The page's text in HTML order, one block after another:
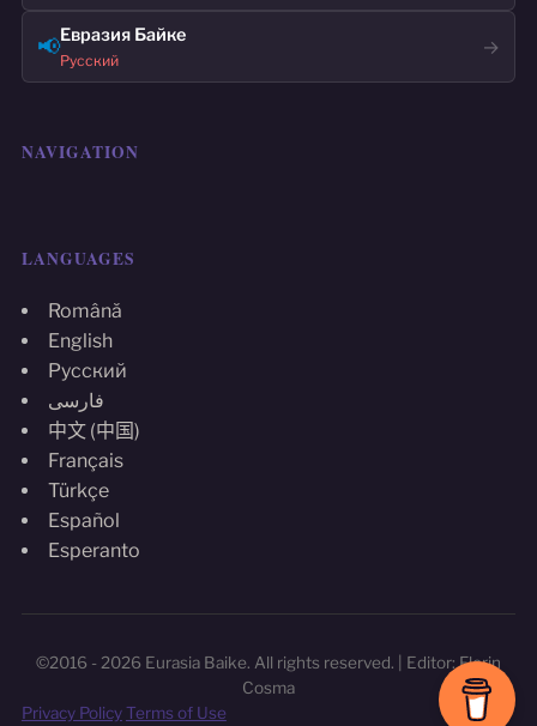
📢Евразия Байке
Русский
→
NAVIGATION
LANGUAGES
Română
English
Русский
فارسی
中文 (中国)
Français
Türkçe
Español
Esperanto
©2016 - 2026 Eurasia Baike. All rights reserved. | Editor: Florin
Cosma
Privacy PolicyTerms of Use